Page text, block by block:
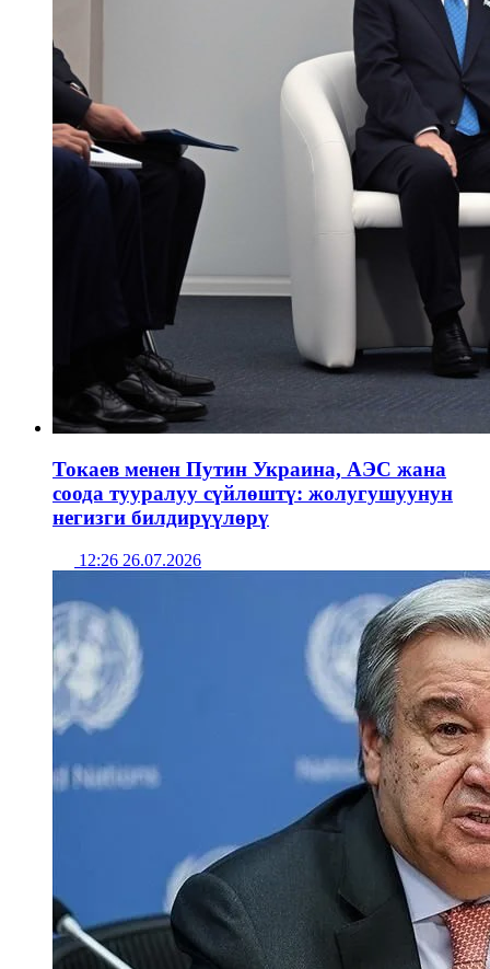
Токаев менен Путин Украина, АЭС жана
соода тууралуу сүйлөштү: жолугушуунун
негизги билдирүүлөрү
12:26 26.07.2026